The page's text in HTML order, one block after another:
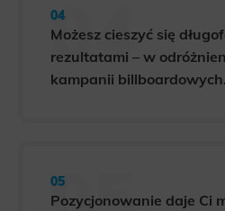
Możesz cieszyć się
rezultatami – w
kampanii billboardowych.
Pozycjonowanie daje Ci